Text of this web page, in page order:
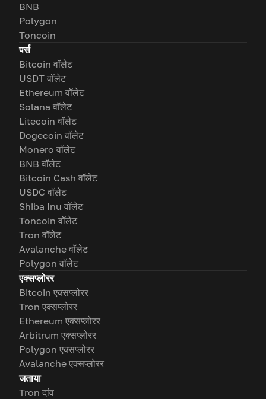
BNB
Polygon
Toncoin
पर्स
Bitcoin वॉलेट
USDT वॉलेट
Ethereum वॉलेट
Solana वॉलेट
Litecoin वॉलेट
Dogecoin वॉलेट
Monero वॉलेट
BNB वॉलेट
Bitcoin Cash वॉलेट
USDC वॉलेट
Shiba Inu वॉलेट
Toncoin वॉलेट
Tron वॉलेट
Avalanche वॉलेट
Polygon वॉलेट
एक्सप्लोरर
Bitcoin एक्सप्लोरर
Tron एक्सप्लोरर
Ethereum एक्सप्लोरर
Arbitrum एक्सप्लोरर
Polygon एक्सप्लोरर
Avalanche एक्सप्लोरर
जताया
Tron दांव